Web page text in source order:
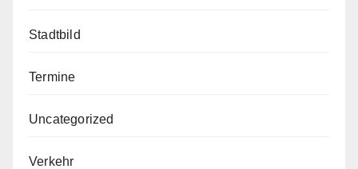
Stadtbild
Termine
Uncategorized
Verkehr